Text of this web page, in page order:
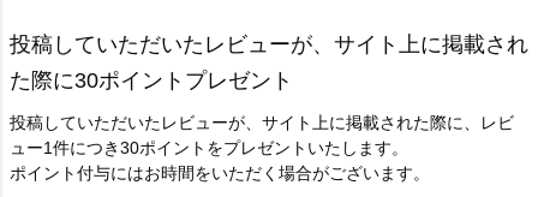
投稿していただいたレビューが、サイト上に掲載され
た際に30ポイントプレゼント
投稿していただいたレビューが、サイト上に掲載された際に、レビ
ュー1件につき30ポイントをプレゼントいたします。
ポイント付与にはお時間をいただく場合がございます。